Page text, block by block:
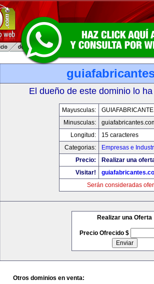
El dueño de este dominio lo
Mayusculas:
Minusculas:
Longitud:
15 caracteres
Categorias:
Empresas e
Precio:
Realizar una
Visitar!
Serán consideradas
Realizar una Oferta
Precio Ofrecido $
Otros dominios en venta: